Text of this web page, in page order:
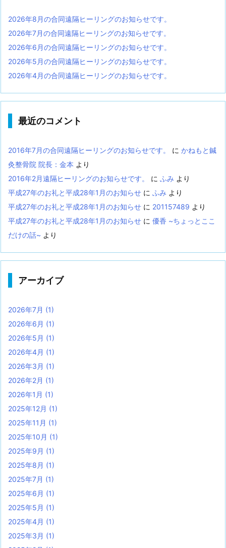
2026年8月の合同遠隔ヒーリングのお知らせです。
2026年7月の合同遠隔ヒーリングのお知らせです。
2026年6月の合同遠隔ヒーリングのお知らせです。
2026年5月の合同遠隔ヒーリングのお知らせです。
2026年4月の合同遠隔ヒーリングのお知らせです。
最近のコメント
2016年7月の合同遠隔ヒーリングのお知らせです。 に かねもと鍼
灸整骨院 院長：金本 より
2016年2月遠隔ヒーリングのお知らせです。
に ふみ より
平成27年のお礼と平成28年1月のお知らせ に ふみ より
平成27年のお礼と平成28年1月のお知らせ に 201157489 より
平成27年のお礼と平成28年1月のお知らせ に 優香 ~ちょっとここ
だけの話~ より
アーカイブ
2026年7月 (1)
2026年6月 (1)
2026年5月 (1)
2026年4月 (1)
2026年3月 (1)
2026年2月 (1)
2026年1月 (1)
2025年12月 (1)
2025年11月 (1)
2025年10月 (1)
2025年9月 (1)
2025年8月 (1)
2025年7月 (1)
2025年6月 (1)
2025年5月 (1)
2025年4月 (1)
2025年3月 (1)